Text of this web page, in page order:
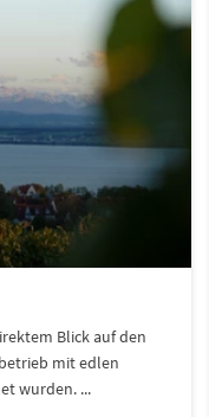
Blick auf den
mit edlen
wurden. ...